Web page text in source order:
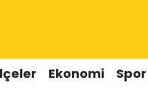
Ekonomi Spor